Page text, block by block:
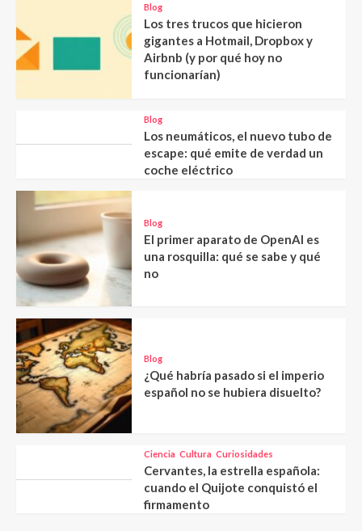
Blog
Los tres trucos que hicieron
gigantes a Hotmail, Dropbox y
Airbnb (y por qué hoy no
funcionarían)
Blog
Los neumáticos, el nuevo tubo de
escape: qué emite de verdad un
coche eléctrico
Blog
El primer aparato de OpenAI es
una rosquilla: qué se sabe y qué
no
Blog
¿Qué habría pasado si el imperio
español no se hubiera disuelto?
Ciencia Cultura Curiosidades
Cervantes, la estrella española:
cuando el Quijote conquistó el
firmamento